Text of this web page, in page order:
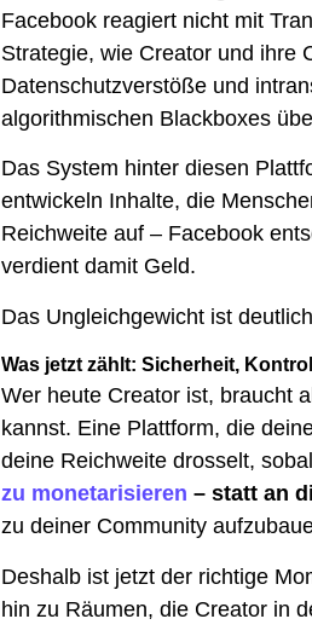
Facebook reagiert nicht mit
Strategie, wie Creator und ihre
Datenschutzverstöße und
algorithmischen Blackboxes
Das System hinter diesen
entwickeln Inhalte, die
Reichweite auf – Facebook
verdient damit Geld.
Das Ungleichgewicht ist
Was jetzt zählt: Sicherheit,
Wer heute Creator ist, braucht
kannst. Eine Plattform, die
deine Reichweite drosselt,
zu monetarisieren – statt an
zu deiner Community
Deshalb ist jetzt der richtige
hin zu Räumen, die Creator in